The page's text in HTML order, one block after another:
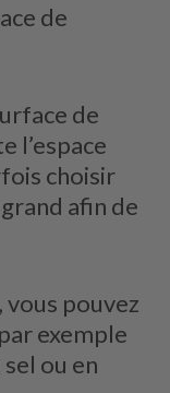
de
de
l’espace
choisir
afin de
pouvez
exemple
ou en